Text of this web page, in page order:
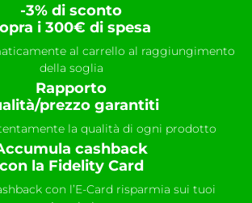
-3% di sconto
i 300€ di spesa
al carrello al raggiungimento
della soglia
Rapporto
prezzo garantiti
la qualità di ogni prodotto
cashback
con la Fidelity Card
con l’E-Card risparmia sui tuoi